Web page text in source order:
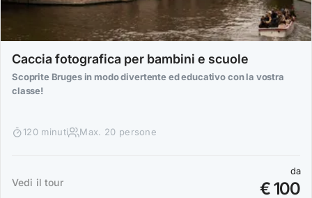
Caccia fotografica per bambini e scuole
Scoprite Bruges in modo divertente ed educativo con la vostra
classe!
120 minuti Max. 20 persone
Vedi il tour
da
€ 100